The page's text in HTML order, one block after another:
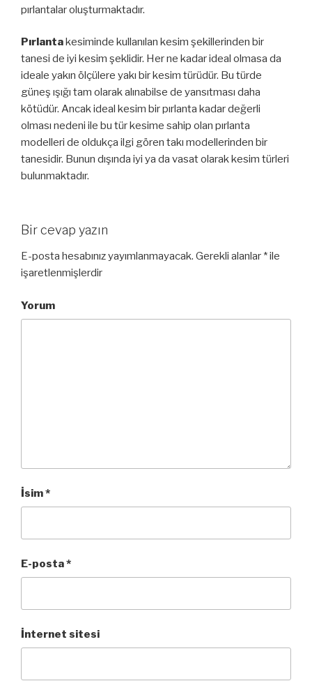
pırlantalar oluşturmaktadır.
Pırlantakesiminde kullanılan kesim şekillerinden bir
tanesi de iyi kesim şeklidir. Her ne kadar ideal olmasa da
ideale yakın ölçülere yakı bir kesim türüdür. Bu türde
güneş ışığı tam olarak alınabilse de yansıtması daha
kötüdür. Ancak ideal kesim bir pırlanta kadar değerli
olması nedeni ile bu tür kesime sahip olan pırlanta
modelleri de oldukça ilgi gören takı modellerinden bir
tanesidir. Bunun dışında iyi ya da vasat olarak kesim türleri
bulunmaktadır.
Bir cevap yazın
E-posta hesabınız yayımlanmayacak. Gerekli alanlar *ile
işaretlenmişlerdir
Yorum
İsim*
E-posta*
İnternet sitesi